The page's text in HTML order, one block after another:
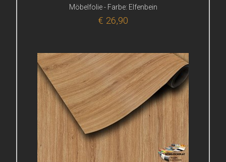
Möbelfolie - Farbe: Elfenbein
€ 26,90